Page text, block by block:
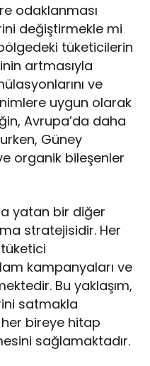
odaklanması
değiştirmekle mi
bölgedeki tüketicilerin
artmasıyla
ve
uygun olarak
Avrupa’da daha
Güney
organik bileşenler
yatan bir diğer
stratejisidir. Her
kampanyaları ve
Bu yaklaşım,
satmakla
bireye hitap
sağlamaktadır.